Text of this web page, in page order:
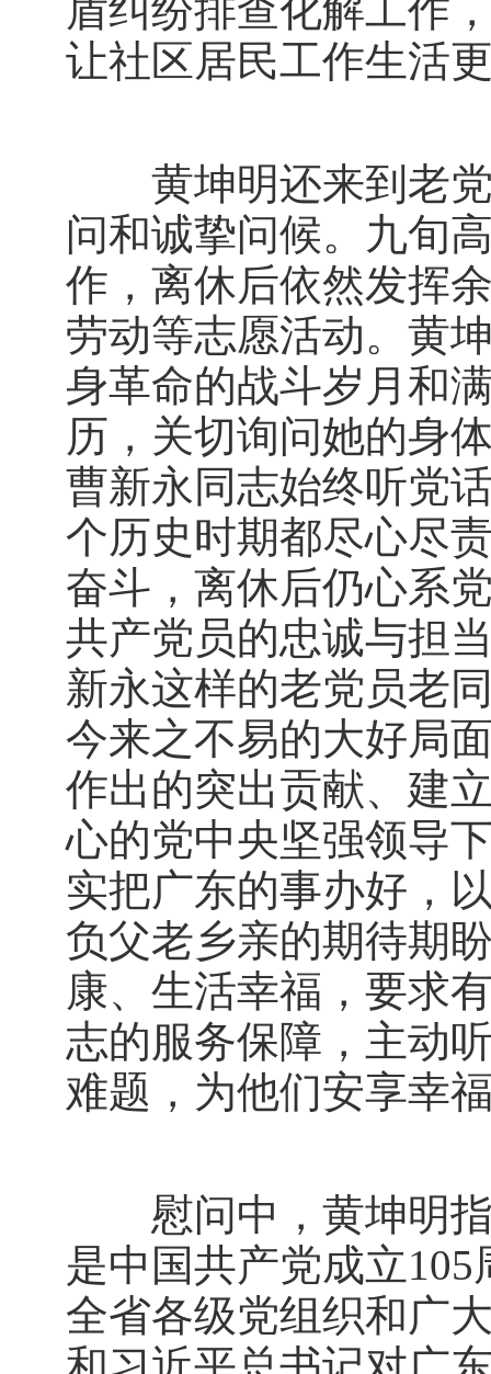
盾纠纷排查化解工作
让社区居民工作生活
黄坤明还来到老党
问和诚挚问候。九旬
作，离休后依然发挥
劳动等志愿活动。黄
身革命的战斗岁月和
历，关切询问她的身
曹新永同志始终听党
个历史时期都尽心尽
奋斗，离休后仍心系
共产党员的忠诚与担
新永这样的老党员老
今来之不易的大好局
作出的突出贡献、建
心的党中央坚强领导
实把广东的事办好，
负父老乡亲的期待期
康、生活幸福，要求
志的服务保障，主动
难题，为他们安享幸
慰问中，黄坤明指
是中国共产党成立
全省各级党组织和广